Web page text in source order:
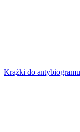
Krążki do antybiogramu